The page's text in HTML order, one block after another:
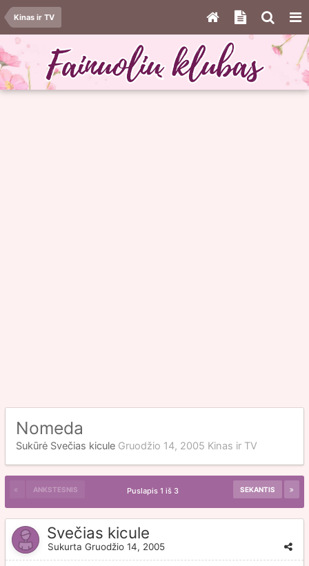
Kinas ir TV
Nomeda
Sukūrė Svečias kicule Gruodžio 14, 2005 Kinas ir TV
ANKSTESNIS SEKANTIS
Puslapis 1 iš 3
Svečias kicule
Sukurta Gruodžio 14, 2005